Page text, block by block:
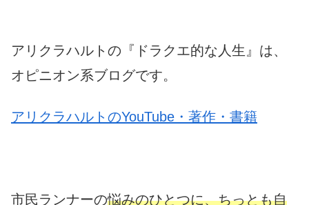
アリクラハルトの『ドラクエ的な人生』は、
オピニオン系ブログです。
アリクラハルトのYouTube・著作・書籍
市民ランナーの悩みのひとつに、ちっとも自